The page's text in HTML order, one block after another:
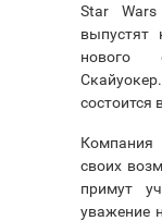
Star
выпустят
нового
состоится
Компания
своих
примут
уважение